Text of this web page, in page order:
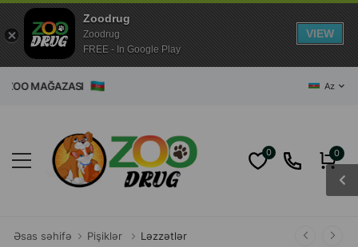
ZOO MAĞAZASI Az
0 0
Əsas səhifə Pişiklər Ləzzətlər
Zoodrug
Zoodrug
FREE - In Google Play
VIEW